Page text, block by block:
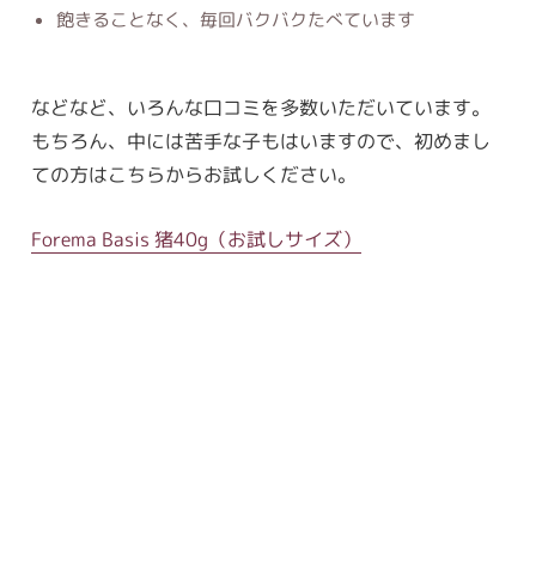
飽きることなく、毎回バクバクたべています
などなど、いろんな口コミを多数いただいています。
もちろん、中には苦手な子もはいますので、初めまし
ての方はこちらからお試しください。
Forema Basis 猪40g（お試しサイズ）